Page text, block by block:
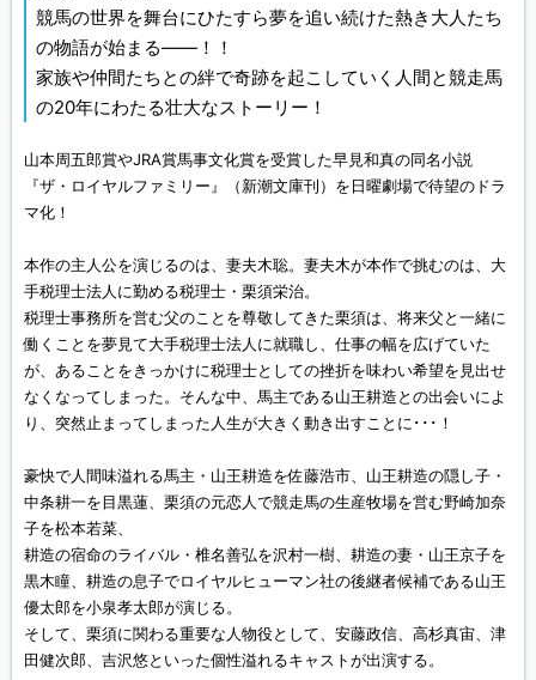
競馬の世界を舞台にひたすら夢を追い続けた熱き大人たち
の物語が始まる――！！
家族や仲間たちとの絆で奇跡を起こしていく人間と競走馬
の20年にわたる壮大なストーリー！
山本周五郎賞やJRA賞馬事文化賞を受賞した早見和真の同名小説
『ザ・ロイヤルファミリー』（新潮文庫刊）を日曜劇場で待望のドラ
マ化！
本作の主人公を演じるのは、妻夫木聡。妻夫木が本作で挑むのは、大
手税理士法人に勤める税理士・栗須栄治。
税理士事務所を営む父のことを尊敬してきた栗須は、将来父と一緒に
働くことを夢見て大手税理士法人に就職し、仕事の幅を広げていた
が、あることをきっかけに税理士としての挫折を味わい希望を見出せ
なくなってしまった。そんな中、馬主である山王耕造との出会いによ
り、突然止まってしまった人生が大きく動き出すことに･･･！
豪快で人間味溢れる馬主・山王耕造を佐藤浩市、山王耕造の隠し子・
中条耕一を目黒蓮、栗須の元恋人で競走馬の生産牧場を営む野崎加奈
子を松本若菜、
耕造の宿命のライバル・椎名善弘を沢村一樹、耕造の妻・山王京子を
黒木瞳、耕造の息子でロイヤルヒューマン社の後継者候補である山王
優太郎を小泉孝太郎が演じる。
そして、栗須に関わる重要な人物役として、安藤政信、高杉真宙、津
田健次郎、吉沢悠といった個性溢れるキャストが出演する。